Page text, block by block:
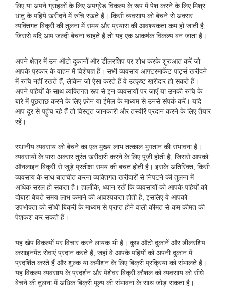
लिए या अपने ग्राहकों के लिए अपग्रेड विकल्प के रूप में पेश करने के लिए मिश्र
धातु के पहिये खरीदने में रुचि रखते हैं। किसी व्यवसाय को बेचने से अक्सर
व्यक्तिगत बिक्री की तुलना में समय और प्रयास की आवश्यकता कम हो जाती है,
जिससे यदि आप जल्दी बेचना चाहते हैं तो यह एक आकर्षक विकल्प बन जाता है।
अपने क्षेत्र में उन ऑटो दुकानों और डीलरशिप पर शोध करके शुरुआत करें जो
आपके प्रकार के वाहन में विशेषज्ञ हैं। सभी व्यवसाय आफ्टरमार्केट पार्ट्स खरीदने
में रुचि नहीं रखते हैं, लेकिन जो ऐसा करते हैं वे उत्कृष्ट खरीदार हो सकते हैं।
अपने पहियों के साथ व्यक्तिगत रूप से इन व्यवसायों पर जाएँ या उनकी रुचि के
बारे में पूछताछ करने के लिए फ़ोन या ईमेल के माध्यम से उनसे संपर्क करें। यदि
आप दूर से पहुंच रहे हैं तो विस्तृत जानकारी और तस्वीरें प्रदान करने के लिए तैयार
रहें।
स्थानीय व्यवसाय को बेचने का एक मुख्य लाभ तत्काल भुगतान की संभावना है।
व्यवसायों के पास अक्सर तुरंत खरीदारी करने के लिए पूंजी होती है, जिससे आपको
ऑनलाइन बिक्री से जुड़े प्रतीक्षा समय की बचत होती है। इसके अतिरिक्त, किसी
व्यवसाय के साथ बातचीत करना व्यक्तिगत खरीदारों से निपटने की तुलना में
अधिक सरल हो सकता है। हालाँकि, ध्यान रखें कि व्यवसायों को आपके पहियों को
दोबारा बेचते समय लाभ कमाने की आवश्यकता होती है, इसलिए वे आपको
उपभोक्ता को सीधी बिक्री के माध्यम से प्राप्त होने वाली कीमत से कम कीमत की
पेशकश कर सकते हैं।
यह खेप विकल्पों पर विचार करने लायक भी है। कुछ ऑटो दुकानें और डीलरशिप
कंसाइनमेंट सेवाएं प्रदान करते हैं, जहां वे आपके पहियों को अपनी दुकान में
प्रदर्शित करते हैं और शुल्क या कमीशन के लिए बिक्री प्रक्रिया को संभालते हैं।
यह विकल्प व्यवसाय के प्रदर्शन और पेशेवर बिक्री कौशल को व्यवसाय को सीधे
बेचने की तुलना में अधिक बिक्री मूल्य की संभावना के साथ जोड़ सकता है।